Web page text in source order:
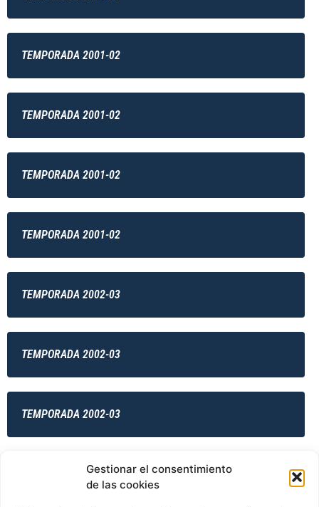
Gestionar el consentimiento
de las cookies
TEMPORADA 2001-02
TEMPORADA 2001-02
TEMPORADA 2001-02
TEMPORADA 2001-02
TEMPORADA 2002-03
TEMPORADA 2002-03
TEMPORADA 2002-03
TEMPORADA 2002-03